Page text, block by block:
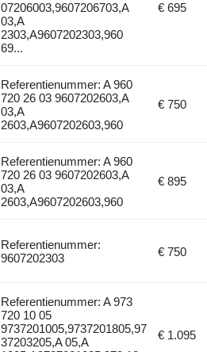
07206003,9607206703,A
03,A
2303,A9607202303,960
69...
€ 695
Referentienummer: A 960
720 26 03 9607202603,A
03,A
2603,A9607202603,960
€ 750
Referentienummer: A 960
720 26 03 9607202603,A
03,A
2603,A9607202603,960
€ 895
Referentienummer:
9607202303
€ 750
Referentienummer: A 973
720 10 05
9737201005,9737201805,97
37203205,A 05,A
€ 1.095